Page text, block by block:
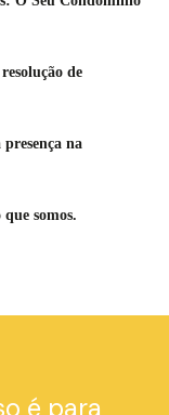
de
na
somos.
é para